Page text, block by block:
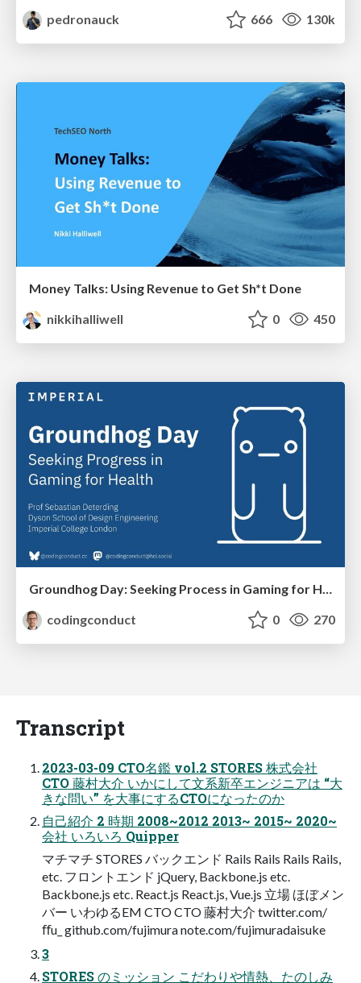
pedronauck
666 130k
Money Talks: Using Revenue to Get Sh*t Done
nikkihalliwell
0 450
codingconduct
0 270
Transcript
2023-03-09 CTO名鑑 vol.2 STORES 株式会社
CTO 藤村大介 いかにして文系新卒エンジニアは “大
きな問い” を大事にするCTOになったのか
自己紹介 2 時期 2008~2012 2013~ 2015~ 2020~
会社 いろいろ Quipper
マチマチ STORES バックエンド Rails Rails Rails Rails,
etc. フロントエンド jQuery, Backbone.js etc.
Backbone.js etc. React.js React.js, Vue.js 立場 ほぼメン
バー いわゆるEM CTO CTO 藤村大介 twitter.com/
ﬀu_ github.com/fujimura note.com/fujimuradaisuke
3
STORES のミッション こだわりや情熱、たのしみ